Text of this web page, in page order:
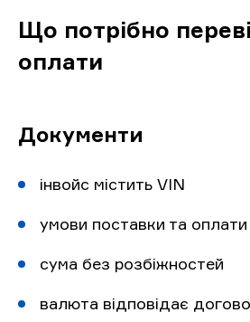
Що потрібно
оплати
Документи
інвойс містить VIN
умови поставки та
сума без розбіжностей
валюта відповідає